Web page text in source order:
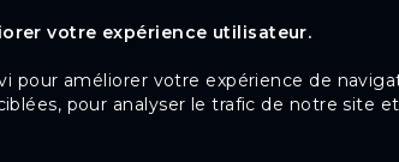
votre expérience utilisateur.
pour améliorer votre expérience de
pour analyser le trafic de notre site